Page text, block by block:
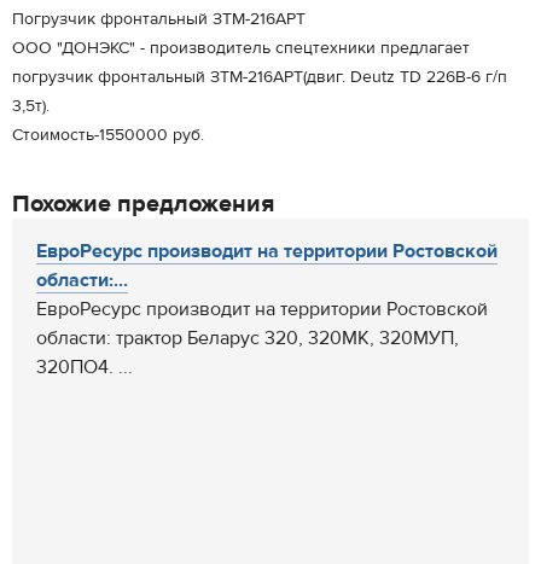
Погрузчик фронтальный ЗТМ-216АРТ
ООО "ДОНЭКС" - производитель спецтехники предлагает
погрузчик фронтальный ЗТМ-216АРТ(двиг. Deutz TD 226B-6 г/п
3,5т).
Стоимость-1550000 руб.
Похожие предложения
ЕвроРесурс производит на территории Ростовской
области:...
ЕвроРесурс производит на территории Ростовской
области: трактор Беларус 320, 320МК, 320МУП,
320ПО4. ...